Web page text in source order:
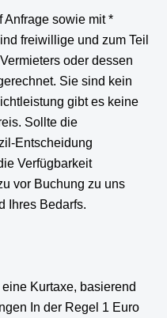
Anfrage sowie mit *
freiwillige und zum Teil
oder dessen
Sie sind kein
gibt es keine
Sollte die
Entscheidung
Verfügbarkeit
vor Buchung zu uns
Ihres Bedarfs.
Kurtaxe, basierend
In der Regel 1 Euro